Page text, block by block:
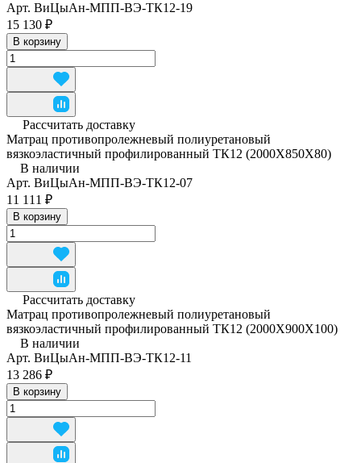
Арт. ВиЦыАн-МПП-ВЭ-ТК12-19
15 130 ₽
В корзину
Рассчитать доставку
Матрац противопролежневый полиуретановый
вязкоэластичный профилированный ТК12 (2000Х850Х80)
В наличии
Арт. ВиЦыАн-МПП-ВЭ-ТК12-07
11 111 ₽
В корзину
Рассчитать доставку
Матрац противопролежневый полиуретановый
вязкоэластичный профилированный ТК12 (2000Х900Х100)
В наличии
Арт. ВиЦыАн-МПП-ВЭ-ТК12-11
13 286 ₽
В корзину